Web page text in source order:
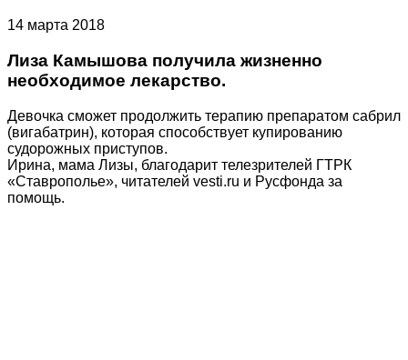
14 марта 2018
Лиза Камышова получила жизненно
необходимое лекарство.
Девочка сможет продолжить терапию препаратом сабрил
(вигабатрин), которая способствует купированию
судорожных приступов.
Ирина, мама Лизы, благодарит телезрителей ГТРК
«Ставрополье», читателей vesti.ru и Русфонда за
помощь.